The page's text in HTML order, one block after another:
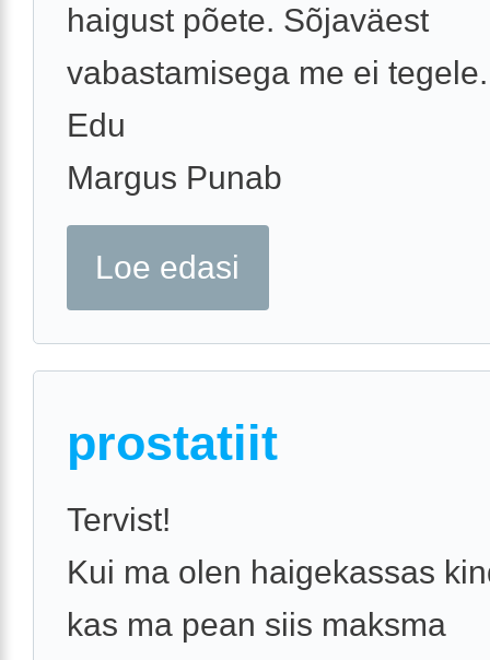
haigust põete. Sõjaväest
vabastamisega me ei tegele.
Edu
Margus Punab
Loe edasi
prostatiit
Tervist!
Kui ma olen haigekassas
kas ma pean siis maksma